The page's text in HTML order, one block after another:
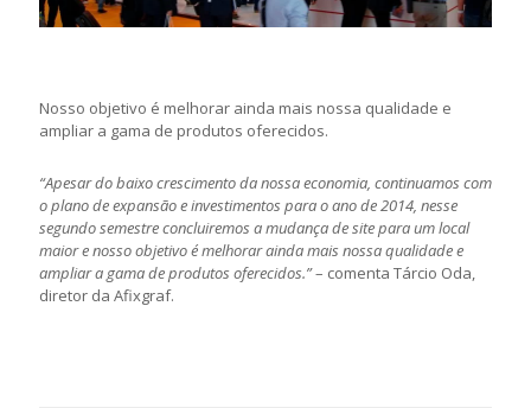
Nosso objetivo é melhorar ainda mais nossa qualidade e
ampliar a gama de produtos oferecidos.
“Apesar do baixo crescimento da nossa economia, continuamos com
o plano de expansão e investimentos para o ano de 2014, nesse
segundo semestre concluiremos a mudança de site para um local
maior e nosso objetivo é melhorar ainda mais nossa qualidade e
ampliar a gama de produtos oferecidos.”– comenta Tárcio Oda,
diretor da Afixgraf.